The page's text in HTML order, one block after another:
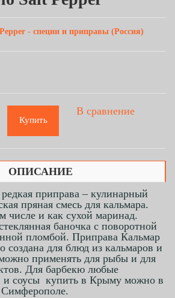
- специи и приправы (Россия)
Купить
В сравнение
ОПИСАНИЕ
приправа – кулинарный
пряная смесь для кальмара.
числе и как сухой маринад.
баночка с поворотной
пломбой. Приправа Кальмар
создана для блюд из кальмаров и
применять для рыбы и для
Для барбекю любые
и соусы купить в Крыму можно в